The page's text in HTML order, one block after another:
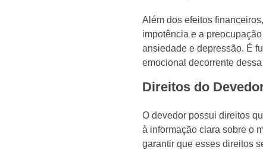
Além dos efeitos
impotência e a
ansiedade e depressão. É
emocional decorrente
Direitos do
O devedor possui direitos
à informação clara sobre o
garantir que esses direitos